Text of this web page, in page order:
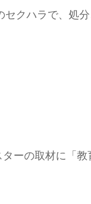
クハラで、処
ーの取材に「